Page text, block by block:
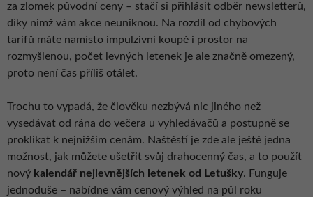
za zlomek původní ceny – stačí si přihlásit odběr newsletterů,
díky nimž vám akce neuniknou. Na rozdíl od chybových
tarifů máte namísto impulzivní koupě i prostor na
rozmyšlenou, počet levných letenek je ale značně omezený,
proto není čas příliš otálet.
Trochu to vypadá, že člověku nezbývá nic jiného než
vysedávat od rána do večera u vyhledávačů a postupně se
proklikat k nejnižším cenám. Naštěstí je zde ale ještě jedna
možnost, jak můžete ušetřit svůj drahocenný čas, a to použít
nový kalendář nejlevnějších letenek od Letušky. Funguje
jednoduše – nabídne vám cenový výhled na půl roku